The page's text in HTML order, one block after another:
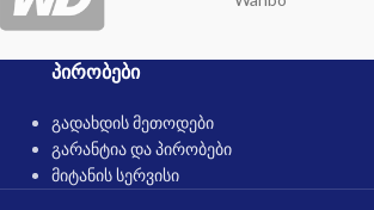
ᲞᲘᲠᲝᲑᲔᲑᲘ
გადახდის მეთოდები
გარანტია და პირობები
მიტანის სერვისი